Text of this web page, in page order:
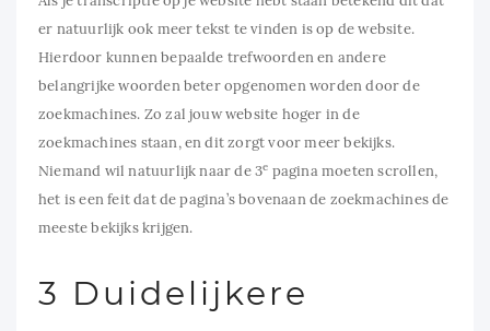
er natuurlijk ook meer tekst te vinden is op de website.
Hierdoor kunnen bepaalde trefwoorden en andere
belangrijke woorden beter opgenomen worden door de
zoekmachines. Zo zal jouw website hoger in de
zoekmachines staan, en dit zorgt voor meer bekijks.
Niemand wil natuurlijk naar de 3e pagina moeten scrollen,
het is een feit dat de pagina’s bovenaan de zoekmachines de
meeste bekijks krijgen.
3 Duidelijkere